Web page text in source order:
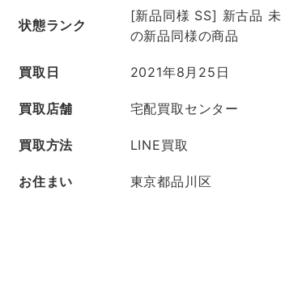
状態ランク
[新品同様 SS] 新古品
の新品同様の商品
買取日 2021年8月25日
買取店舗 宅配買取センター
買取方法 LINE買取
お住まい 東京都品川区